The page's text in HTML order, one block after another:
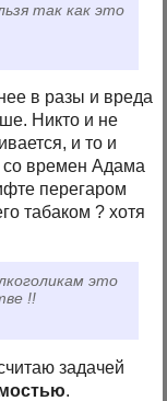
так как это
в разы и вреда
Никто и не
и то и
со времен Адама
перегаром
табаком ? хотя
это
!!
задачей
.